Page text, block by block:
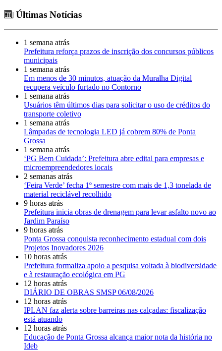
Últimas Notícias
1 semana atrás
Prefeitura reforça prazos de inscrição dos concursos públicos
municipais
1 semana atrás
Em menos de 30 minutos, atuação da Muralha Digital
recupera veículo furtado no Contorno
1 semana atrás
Usuários têm últimos dias para solicitar o uso de créditos do
transporte coletivo
1 semana atrás
Lâmpadas de tecnologia LED já cobrem 80% de Ponta
Grossa
1 semana atrás
‘PG Bem Cuidada’: Prefeitura abre edital para empresas e
microempreendedores locais
2 semanas atrás
‘Feira Verde’ fecha 1º semestre com mais de 1,3 tonelada de
material reciclável recolhido
9 horas atrás
Prefeitura inicia obras de drenagem para levar asfalto novo ao
Jardim Paraíso
9 horas atrás
Ponta Grossa conquista reconhecimento estadual com dois
Projetos Inovadores 2026
10 horas atrás
Prefeitura formaliza apoio a pesquisa voltada à biodiversidade
e à restauração ecológica em PG
12 horas atrás
DIÁRIO DE OBRAS SMSP 06/08/2026
12 horas atrás
IPLAN faz alerta sobre barreiras nas calçadas: fiscalização
está atuando
12 horas atrás
Educação de Ponta Grossa alcança maior nota da história no
Ideb